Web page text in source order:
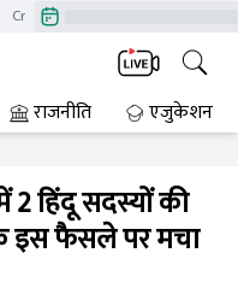
CrimeTak
राजनीति एजुकेशन
2 हिंदू सदस्यों की
इस फैसले पर मचा